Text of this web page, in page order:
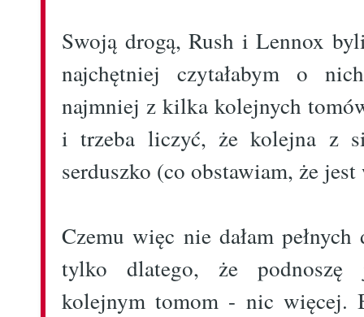
Swoją drogą, Rush i Lennox
najchętniej czytałabym o
najmniej z kilka kolejnych
i trzeba liczyć, że kolejna z
serduszko (co obstawiam, że
Czemu więc nie dałam
tylko dlatego, że podnoszę
kolejnym tomom - nic więcej.